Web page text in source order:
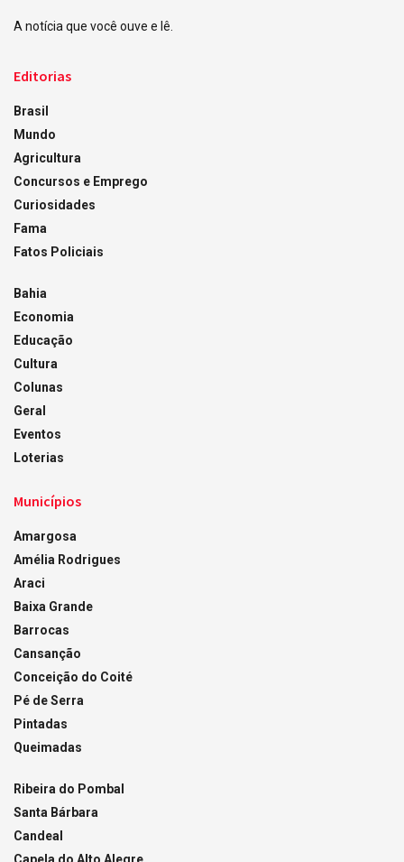
A notícia que você ouve e lê.
Editorias
Brasil
Mundo
Agricultura
Concursos e Emprego
Curiosidades
Fama
Fatos Policiais
Bahia
Economia
Educação
Cultura
Colunas
Geral
Eventos
Loterias
Municípios
Amargosa
Amélia Rodrigues
Araci
Baixa Grande
Barrocas
Cansanção
Conceição do Coité
Pé de Serra
Pintadas
Queimadas
Ribeira do Pombal
Santa Bárbara
Candeal
Capela do Alto Alegre